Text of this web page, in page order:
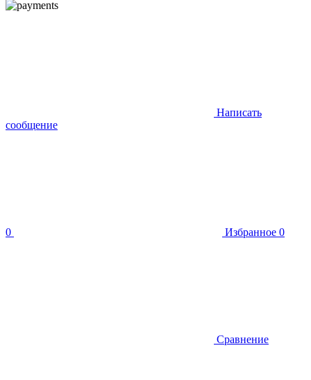
Написать
сообщение
0 Избранное 0
Сравнение